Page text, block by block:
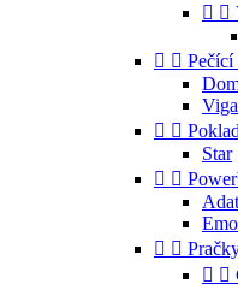
 
 
 
Star
 
 
 